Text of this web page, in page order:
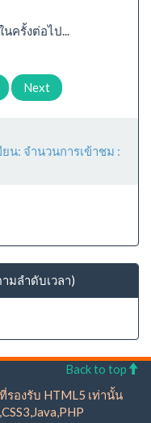
ครั้งต่อไป...
Next
: จำนวนการเข้าชม :
มลำดับเวลา)
Back to top
องรับ HTML5 เท่านั้น